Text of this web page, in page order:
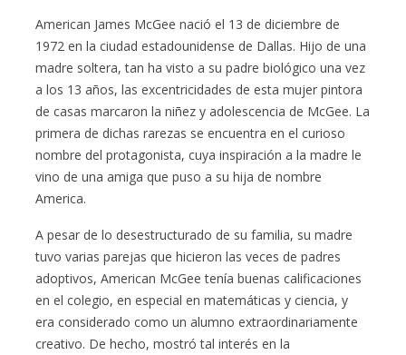
American James McGee nació el 13 de diciembre de
1972 en la ciudad estadounidense de Dallas. Hijo de una
madre soltera, tan ha visto a su padre biológico una vez
a los 13 años, las excentricidades de esta mujer pintora
de casas marcaron la niñez y adolescencia de McGee. La
primera de dichas rarezas se encuentra en el curioso
nombre del protagonista, cuya inspiración a la madre le
vino de una amiga que puso a su hija de nombre
America.
A pesar de lo desestructurado de su familia, su madre
tuvo varias parejas que hicieron las veces de padres
adoptivos, American McGee tenía buenas calificaciones
en el colegio, en especial en matemáticas y ciencia, y
era considerado como un alumno extraordinariamente
creativo. De hecho, mostró tal interés en la